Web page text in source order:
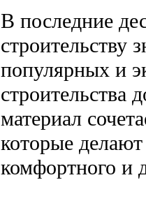
В последние
строительству
популярных и
строительства
материал
которые
комфортного и